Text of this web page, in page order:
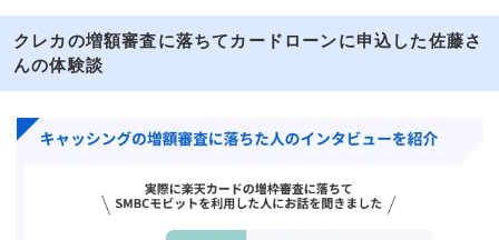
クレカの増額審査に落ちてカードローンに申込した佐藤さ
んの体験談